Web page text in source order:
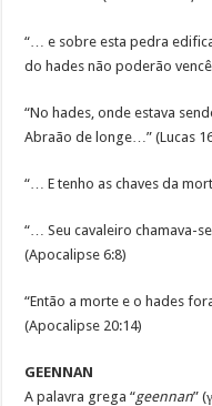
“… e sobre esta pedra
do hades não poderão
“No hades, onde estava
Abraão de longe…” (Lucas
“… E tenho as chaves da
“… Seu cavaleiro chamava-
(Apocalipse 6:8)
“Então a morte e o hades
(Apocalipse 20:14)
GEENNAN
A palavra grega “geennan”